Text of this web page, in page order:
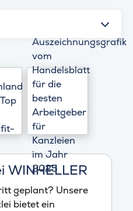
WINHELLER
geplant? Unsere
bietet ein